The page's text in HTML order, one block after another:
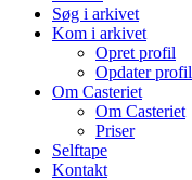
Søg i arkivet
Kom i arkivet
Opret profil
Opdater profil
Om Casteriet
Om Casteriet
Priser
Selftape
Kontakt